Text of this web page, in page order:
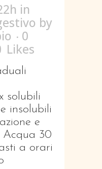
in
by
0
Likes
solubili
insolubili
e
Acqua 30
a orari